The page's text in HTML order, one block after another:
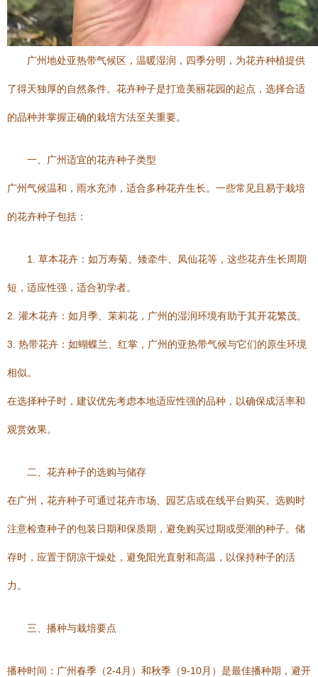
广州地处亚热带气候区，温暖湿润，四季分明，为花卉种植提供
了得天独厚的自然条件。花卉种子是打造美丽花园的起点，选择合适
的品种并掌握正确的栽培方法至关重要。
一、广州适宜的花卉种子类型
广州气候温和，雨水充沛，适合多种花卉生长。一些常见且易于栽培
的花卉种子包括：
1. 草本花卉：如万寿菊、矮牵牛、凤仙花等，这些花卉生长周期
短，适应性强，适合初学者。
2. 灌木花卉：如月季、茉莉花，广州的湿润环境有助于其开花繁茂。
3. 热带花卉：如蝴蝶兰、红掌，广州的亚热带气候与它们的原生环境
相似。
在选择种子时，建议优先考虑本地适应性强的品种，以确保成活率和
观赏效果。
二、花卉种子的选购与储存
在广州，花卉种子可通过花卉市场、园艺店或在线平台购买。选购时
注意检查种子的包装日期和保质期，避免购买过期或受潮的种子。储
存时，应置于阴凉干燥处，避免阳光直射和高温，以保持种子的活
力。
三、播种与栽培要点
播种时间：广州春季（2-4月）和秋季（9-10月）是最佳播种期，避开